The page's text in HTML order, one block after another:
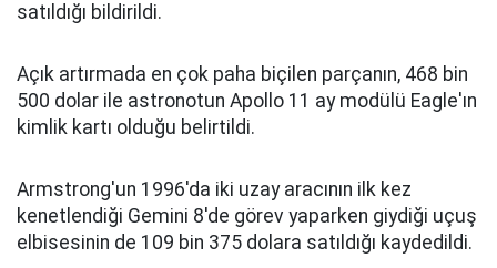
satıldığı bildirildi.
Açık artırmada en çok paha biçilen parçanın, 468 bin
500 dolar ile astronotun Apollo 11 ay modülü Eagle'ın
kimlik kartı olduğu belirtildi.
Armstrong'un 1996'da iki uzay aracının ilk kez
kenetlendiği Gemini 8'de görev yaparken giydiği uçuş
elbisesinin de 109 bin 375 dolara satıldığı kaydedildi.